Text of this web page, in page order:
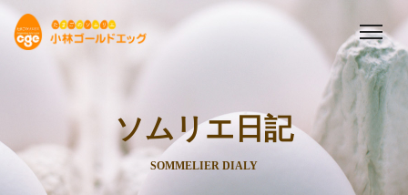
ソムリエ日記
SOMMELIER DIALY